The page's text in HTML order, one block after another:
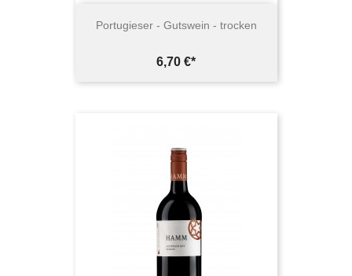
Portugieser - Gutswein - trocken
Preis
6,70 €*